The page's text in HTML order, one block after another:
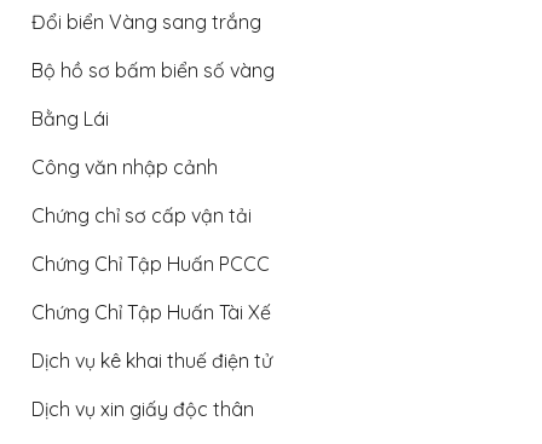
Đổi biển Vàng sang trắng
Bộ hồ sơ bấm biển số vàng
Bằng Lái
Công văn nhập cảnh
Chứng chỉ sơ cấp vận tải
Chứng Chỉ Tập Huấn PCCC
Chứng Chỉ Tập Huấn Tài Xế
Dịch vụ kê khai thuế điện tử
Dịch vụ xin giấy độc thân